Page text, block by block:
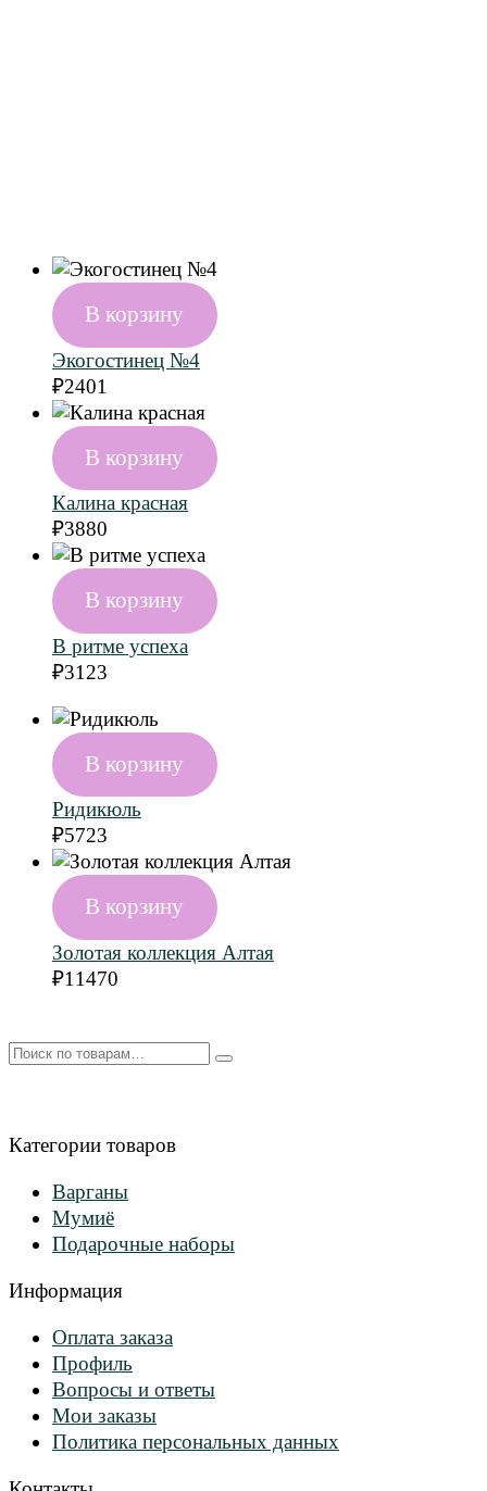
В корзину
Экогостинец №4
₽2401
В корзину
Калина красная
₽3880
В корзину
В ритме успеха
₽3123
В корзину
Ридикюль
₽5723
В корзину
Золотая коллекция Алтая
₽11470
Искать:
Категории товаров
Варганы
Мумиё
Подарочные наборы
Информация
Оплата заказа
Профиль
Вопросы и ответы
Мои заказы
Политика персональных данных